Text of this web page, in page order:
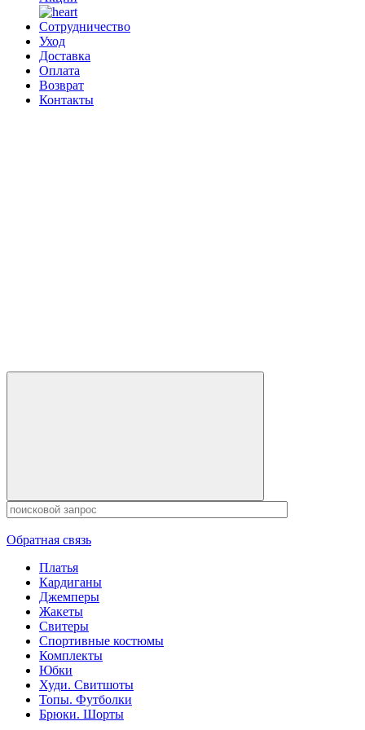
Сотрудничество
Уход
Доставка
Оплата
Возврат
Контакты
Обратная связь
Платья
Кардиганы
Джемперы
Жакеты
Свитеры
Спортивные костюмы
Комплекты
Юбки
Худи. Свитшоты
Топы. Футболки
Брюки. Шорты